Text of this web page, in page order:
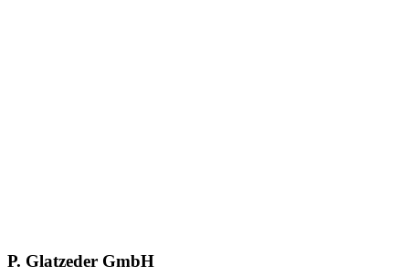
P. Glatzeder GmbH